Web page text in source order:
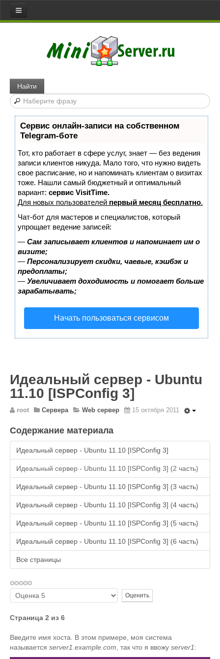
Найти
Сервис онлайн-записи на собственном
Telegram-боте
Тот, кто работает в сфере услуг, знает — без ведения
записи клиентов никуда. Мало того, что нужно видеть
свое расписание, но и напоминать клиентам о визитах
тоже. Нашли самый бюджетный и оптимальный
вариант: сервис VisitTime.
Для новых пользователей первый месяц бесплатно.
Чат-бот для мастеров и специалистов, который
упрощает ведение записей:
— Сам записывает клиентов и напоминает им о
визите;
— Персонализирует скидки, чаевые, кэшбэк и
предоплаты;
— Увеличивает доходимость и помогает больше
зарабатывать;
Начать пользоваться сервисом
Web server
Игровой сервер
Медиа сервер
Файловый сервер
Сервер доступа
Коммуникативный сервер
Примеры серверов
Сайты
Joomla
Wordpress
HTML 5
Общее
FAQ
Программы
Оборудование
Операционные системы
Общее
В интернете
Поиск по сайту
Идеальный сервер - Ubuntu
11.10 [ISPConfig 3]
root Сервера Web сервер 15 октября 2011
Содержание материала
Идеальный сервер - Ubuntu 11.10 [ISPConfig 3]
Идеальный сервер - Ubuntu 11.10 [ISPConfig 3] (2 часть)
Идеальный сервер - Ubuntu 11.10 [ISPConfig 3] (3 часть)
Идеальный сервер - Ubuntu 11.10 [ISPConfig 3] (4 часть)
Идеальный сервер - Ubuntu 11.10 [ISPConfig 3] (5 часть)
Идеальный сервер - Ubuntu 11.10 [ISPConfig 3] (6 часть)
Все страницы
Пожалуйста,
оцените
Страница 2 из 6
Введите имя хоста. В этом примере, моя система
называется server1.example.com , так что я ввожу server1: